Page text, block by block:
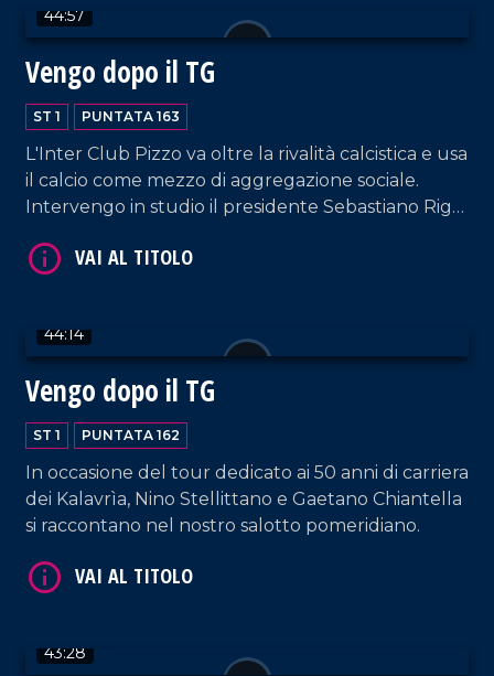
fondatore del progetto.
44:57
Vengo dopo il TG
ST 1 PUNTATA 163
L'Inter Club Pizzo va oltre la rivalità calcistica e usa
il calcio come mezzo di aggregazione sociale.
Intervengo in studio il presidente Sebastiano Riga
settore dei bambini.
44:14
Vengo dopo il TG
ST 1 PUNTATA 162
In occasione del tour dedicato ai 50 anni di carriera
dei Kalavrìa, Nino Stellittano e Gaetano Chiantella
si raccontano nel nostro salotto pomeridiano.
VAI AL TITOLO
43:28
VAI AL TITOLO